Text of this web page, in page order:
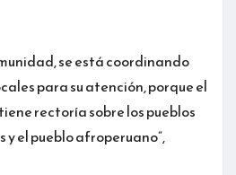
se está coordinando
para su atención, porque el
rectoría sobre los pueblos
el pueblo afroperuano”,